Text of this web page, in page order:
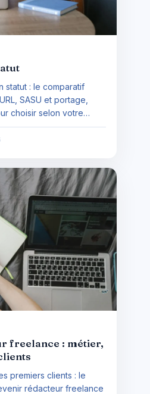
statut : le comparatif
SASU et portage,
choisir selon votre
freelance : métier,
premiers clients : le
rédacteur freelance